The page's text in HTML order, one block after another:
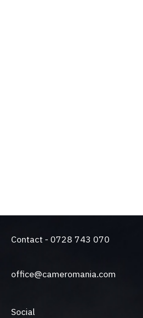
Contact - 0728 743 070
office@cameromania.com
Social